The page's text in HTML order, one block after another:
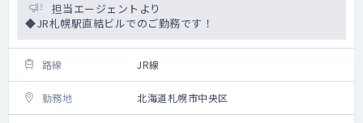
担当エージェントより
◆JR札幌駅直結ビルでのご勤務です！
路線 JR線
勤務地 北海道札幌市中央区